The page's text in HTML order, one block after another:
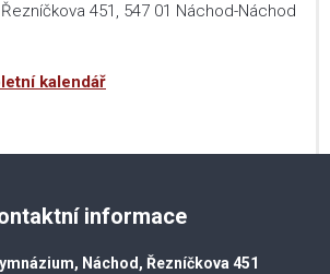
451, 547 01 Náchod-Náchod
kalendář
informace
Náchod, Řezníčkova 451